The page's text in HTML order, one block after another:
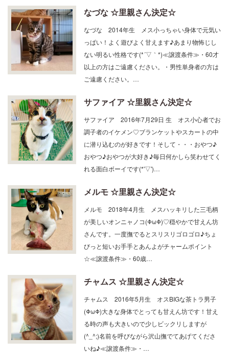
なづな ☆里親さん決定☆
なづな 2014年生 メス小っちゃい身体で元気い
っぱい！よく遊びよく甘えます♪あまり物怖じし
ない明るい性格です(*´▽｀*)≪譲渡条件≫・60才
以上の方はご遠慮ください。・男性単身者の方は
ご遠慮ください。…
サファイア ☆里親さん決定☆
サファイア 2016年7月29日 生 オス小心者でお
調子者のイケメン♡ブランケットやスカートの中
に潜り込むのが好きです！そして・・・おやつ♪
おやつ♪おやつが大好き♪毎日何かしら笑わせてく
れる面白ボーイです(*'▽')…
メルモ ☆里親さん決定☆
メルモ 2018年4月生 メスハッキリした三毛柄
が美しいオンニャノコ(ΦωΦ)♡穏やかで甘えん坊
さんです。一度撫でるとスリスリゴロゴロ♪ちょ
びっと短いお手手とあんよがチャームポイント
☆≪譲渡条件≫・60歳…
チャムス ☆里親さん決定☆
チャムス 2016年5月生 オスBIGな茶トラ男子
(ΦωΦ)大きな身体でとっても甘えん坊です！甘え
る時の声も大きいので少しビックリしますが
(^_^;)名前を呼びながら沢山撫でてあげてくださ
いね♪≪譲渡条件≫・…